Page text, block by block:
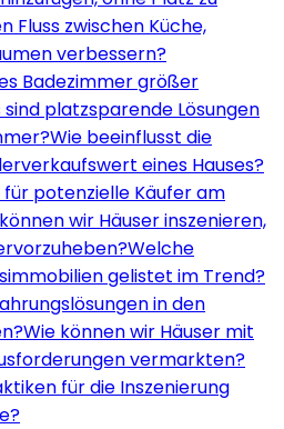
Fluss zwischen Küche,
verbessern?
Badezimmer größer
sind platzsparende Lösungen
Wie beeinflusst die
eines Hauses?
potenzielle Käufer am
wir Häuser inszenieren,
Welche
gelistet im Trend?
in den
Wie können wir Häuser mit
vermarkten?
für die Inszenierung